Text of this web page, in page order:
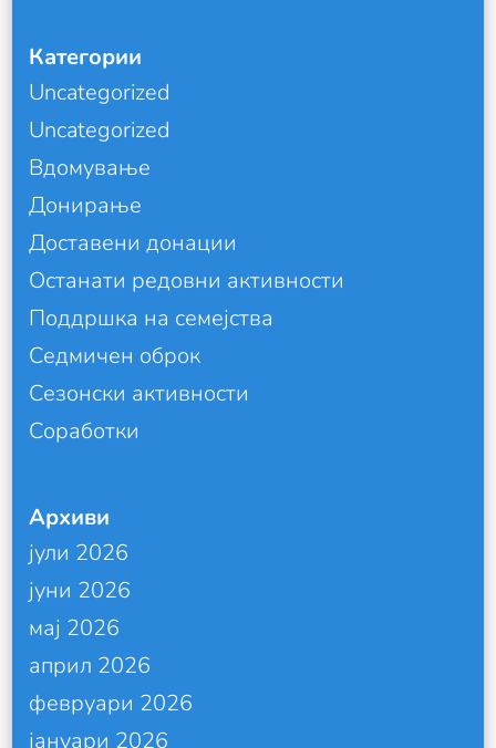
Категории
Uncategorized
Uncategorized
Вдомување
Донирање
Доставени донации
Останати редовни активности
Поддршка на семејства
Седмичен оброк
Сезонски активности
Соработки
Архиви
јули 2026
јуни 2026
мај 2026
април 2026
февруари 2026
јануари 2026